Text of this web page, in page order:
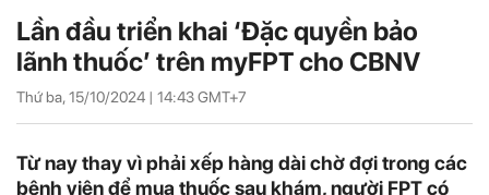
Lần đầu triển khai ‘Đặc quyền bảo
lãnh thuốc’ trên myFPT cho CBNV
Thứ ba, 15/10/2024 | 14:43GMT+7
Từ nay thay vì phải xếp hàng dài chờ đợi trong các
bệnh viện để mua thuốc sau khám, người FPT có